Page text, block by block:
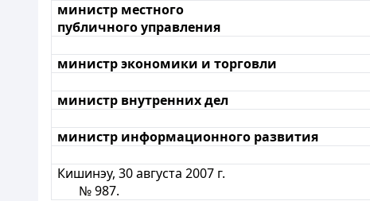
министр местного
публичного управления
министр экономики и торговли
министр внутренних дел
министр информационного развития
Кишинэу, 30 августа 2007 г.
№ 987.